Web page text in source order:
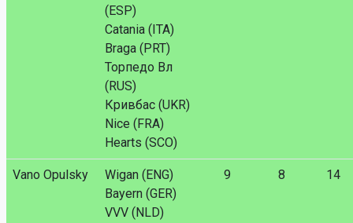
(ESP)
Catania (ITA)
Braga (PRT)
Торпедо Вл
(RUS)
Кривбас (UKR)
Nice (FRA)
Hearts (SCO)
Vano Opulsky
Wigan (ENG)
Bayern (GER)
VVV (NLD)
9 8 14